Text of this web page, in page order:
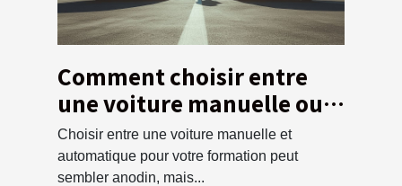
Comment choisir entre
une voiture manuelle ou
automatique pour votre
formation ?
Choisir entre une voiture manuelle et
automatique pour votre formation peut
sembler anodin, mais...